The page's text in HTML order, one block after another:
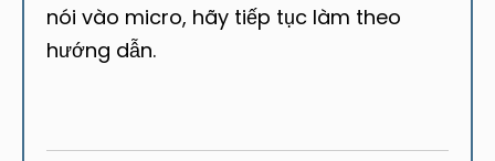
nói vào micro, hãy tiếp tục làm theo
hướng dẫn.